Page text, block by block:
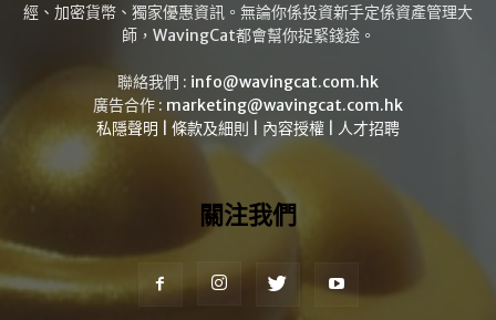
經、加密貨幣、獨家優惠資訊。無論你係投資新手定係資產管理大
師，WavingCat都會幫你捉緊錢途。
聯絡我們 : info@wavingcat.com.hk
廣告合作 : marketing@wavingcat.com.hk
私隱聲明
條款及細則 內容授權 人才招聘
關注我們